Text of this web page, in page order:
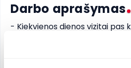
Darbo aprašymas
- Kiekvienos dienos vizitai pas